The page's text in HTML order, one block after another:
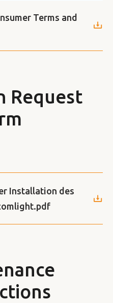
Terms and
Request
Installation des